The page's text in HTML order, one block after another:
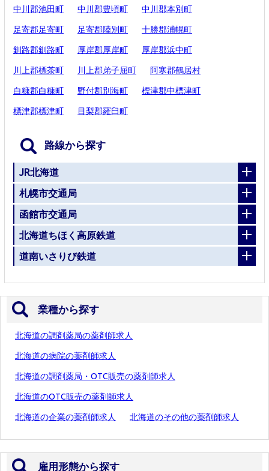
中川郡池田町 中川郡豊頃町 中川郡本別町
足寄郡足寄町 足寄郡陸別町 十勝郡浦幌町
釧路郡釧路町 厚岸郡厚岸町 厚岸郡浜中町
川上郡標茶町 川上郡弟子屈町 阿寒郡鶴居村
白糠郡白糠町 野付郡別海町 標津郡中標津町
標津郡標津町 目梨郡羅臼町
路線から探す
JR北海道
札幌市交通局
函館市交通局
北海道ちほく高原鉄道
道南いさりび鉄道
業種から探す
北海道の調剤薬局の薬剤師求人
北海道の病院の薬剤師求人
北海道の調剤薬局・OTC販売の薬剤師求人
北海道のOTC販売の薬剤師求人
北海道の企業の薬剤師求人 北海道のその他の薬剤師求人
雇用形態から探す